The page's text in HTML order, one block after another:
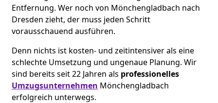
Entfernung. Wer noch von Mönchen­gladbach nach
Dresden zieht, der muss jeden Schritt
vorausschauend ausführen.
Denn nichts ist kosten- und zeitintensiver als eine
schlechte Umsetzung und ungenaue Planung. Wir
sind bereits seit 22 Jahren als professionelles
Umzugsunternehmen Mönchen­gladbach
erfolgreich unterwegs.